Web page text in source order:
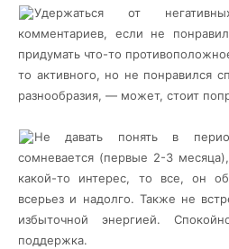
Удержаться от
комментариев, если не
придумать что-то
то активного, но не понравился
разнообразия, — может, стоит
Не давать понять в
сомневается (первые 2-3
какой-то интерес, то все, он
всерьез и надолго. Также не
избыточной энергией.
поддержка.